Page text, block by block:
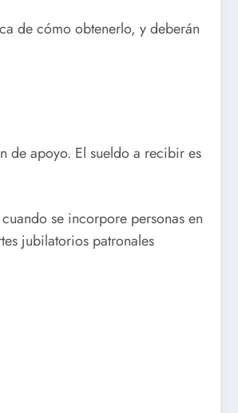
de cómo obtenerlo, y deberán
de apoyo. El sueldo a recibir es
se incorpore personas en
jubilatorios patronales